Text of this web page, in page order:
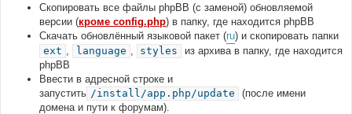
Скопировать все файлы phpBB (с заменой) обновляемой
версии (кроме config.php) в папку, где находится phpBB
Скачать обновлённый языковой пакет (ru) и скопировать папки
ext
language styles
из архива в папку, где находится
phpBB
Ввести в адресной строке и
запустить /install/app.php/update
(после имени
домена и пути к форумам).